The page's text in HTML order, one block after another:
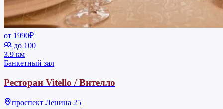
от 1990₽
до 100
3.9 км
Банкетный зал
Ресторан Vitello / Вителло
проспект Ленина 25